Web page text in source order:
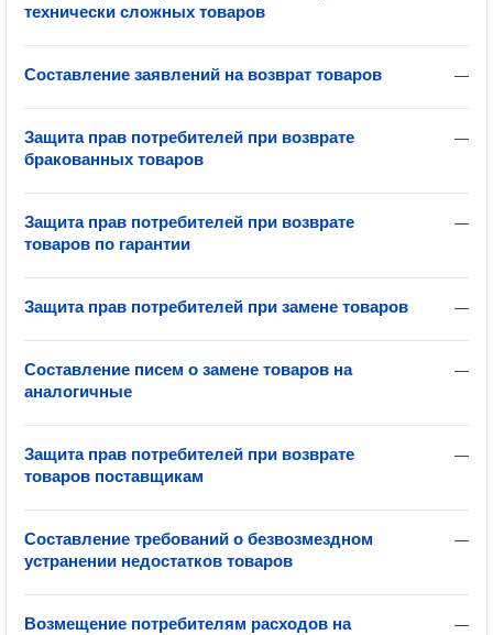
технически сложных товаров
—
Составление заявлений на возврат товаров
—
Защита прав потребителей при возврате
бракованных товаров
—
Защита прав потребителей при возврате
товаров по гарантии
—
Защита прав потребителей при замене товаров
—
Составление писем о замене товаров на
аналогичные
—
Защита прав потребителей при возврате
товаров поставщикам
—
Составление требований о безвозмездном
устранении недостатков товаров
—
Возмещение потребителям расходов на